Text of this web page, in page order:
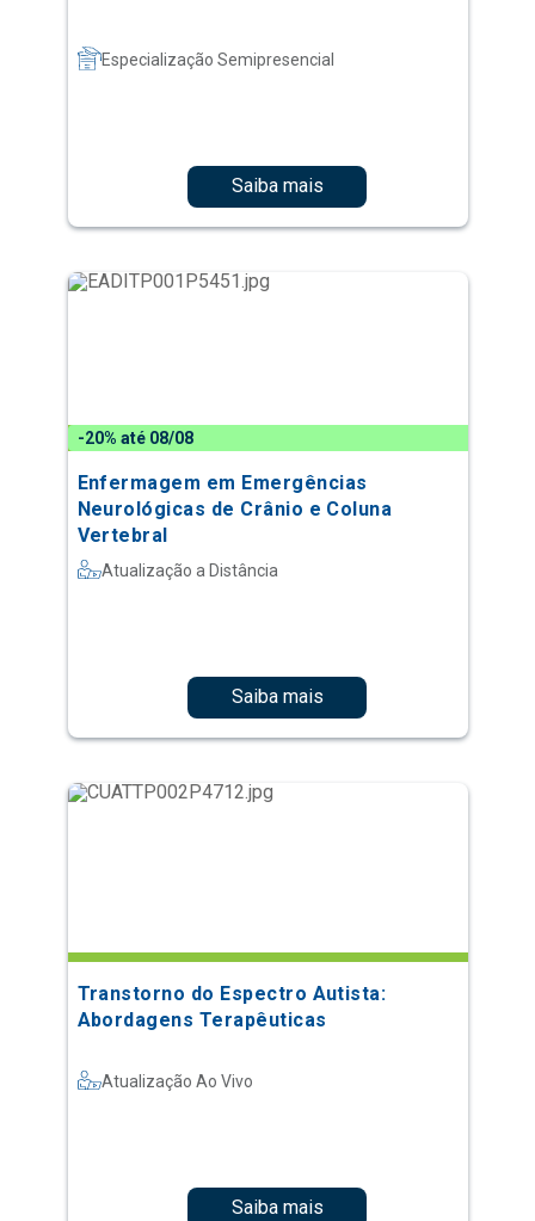
Especialização Semipresencial
Saiba mais
-20% até 08/08
Enfermagem em Emergências
Neurológicas de Crânio e Coluna
Vertebral
Atualização a Distância
Saiba mais
Transtorno do Espectro Autista:
Abordagens Terapêuticas
Atualização Ao Vivo
Saiba mais